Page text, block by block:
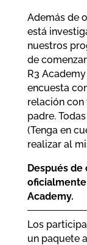
Además de
está
nuestros
de
R3
encuesta
relación
padre.
(Tenga en
realizar al
Después de
oficialmente
Academy.
Los
un paquete